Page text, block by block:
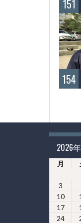
151
154
2026
月
3
10
17
24